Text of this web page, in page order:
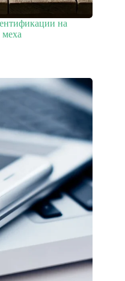
на